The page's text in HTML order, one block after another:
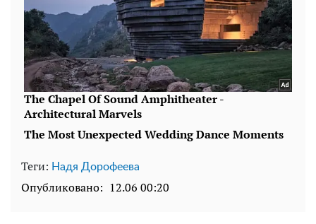
Теги: Надя Дорофеева
Опубликовано: 12.06 00:20